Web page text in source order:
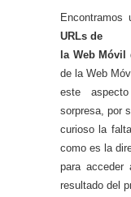
Encontramos
URLs de
la Web Móvil
de la Web
este
sorpresa, por
curioso la
como es la
para acceder
resultado del